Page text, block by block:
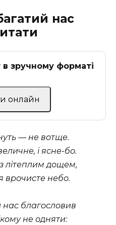
нас
в зручному форматі
онлайн
— не вотще.
i ясне-бо.
лiтеплим дощем,
врочисте небо.
нас благословив
не одняти: